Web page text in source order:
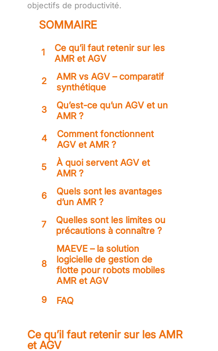
objectifs de productivité.
SOMMAIRE
1
Ce qu’il faut retenir sur les
AMR et AGV
2
AMR vs AGV – comparatif
synthétique
3
Qu’est-ce qu’un AGV et un
AMR ?
4
Comment fonctionnent
AGV et AMR ?
5
À quoi servent AGV et
AMR ?
6
Quels sont les avantages
d’un AMR ?
7
Quelles sont les limites ou
précautions à connaître ?
8
MAEVE – la solution
logicielle de gestion de
flotte pour robots mobiles
AMR et AGV
9 FAQ
Ce qu’il faut retenir sur les AMR
et AGV